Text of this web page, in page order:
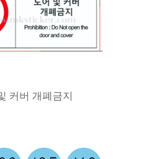
커버 개폐금지